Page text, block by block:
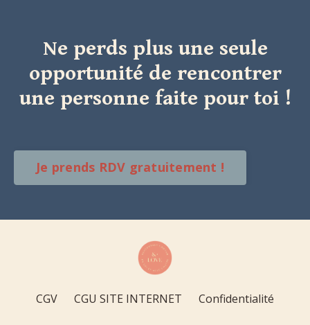
Ne perds plus une seule
opportunité de rencontrer
une personne faite pour toi !
Je prends RDV gratuitement !
CGV CGU SITE INTERNET Confidentialité